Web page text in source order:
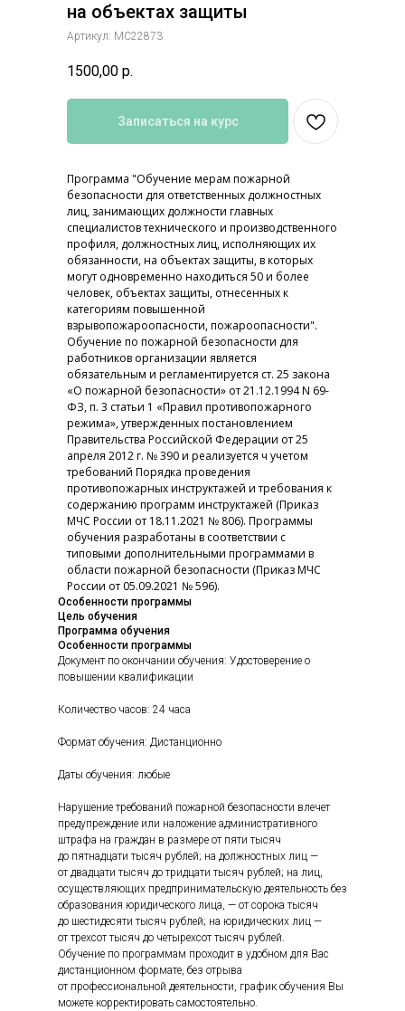
на объектах защиты
Артикул: МС22873
1500,00 р.
Записаться на курс
Программа "Обучение мерам пожарной
безопасности для ответственных должностных
лиц, занимающих должности главных
специалистов технического и производственного
профиля, должностных лиц, исполняющих их
обязанности, на объектах защиты, в которых
могут одновременно находиться 50 и более
человек, объектах защиты, отнесенных к
категориям повышенной
взрывопожароопасности, пожароопасности".
Обучение по пожарной безопасности для
работников организации является
обязательным и регламентируется ст. 25 закона
«О пожарной безопасности» от 21.12.1994 N 69-
ФЗ, п. 3 статьи 1 «Правил противопожарного
режима», утвержденных постановлением
Правительства Российской Федерации от 25
апреля 2012 г. № 390 и реализуется ч учетом
требований Порядка проведения
противопожарных инструктажей и требования к
содержанию программ инструктажей (Приказ
МЧС России от 18.11.2021 № 806). Программы
обучения разработаны в соответствии с
типовыми дополнительными программами в
области пожарной безопасности (Приказ МЧС
России от 05.09.2021 № 596).
Особенности программы
Цель обучения
Программа обучения
Особенности программы
Документ по окончании обучения: Удостоверение о
повышении квалификации
Количество часов: 24 часа
Формат обучения: Дистанционно
Даты обучения: любые
Нарушение требований пожарной безопасности влечет
предупреждение или наложение административного
штрафа на граждан в размере от пяти тысяч
до пятнадцати тысяч рублей; на должностных лиц —
от двадцати тысяч до тридцати тысяч рублей; на лиц,
осуществляющих предпринимательскую деятельность без
образования юридического лица, — от сорока тысяч
до шестидесяти тысяч рублей; на юридических лиц —
от трехсот тысяч до четырехсот тысяч рублей.
Обучение по программам проходит в удобном для Вас
дистанционном формате, без отрыва
от профессиональной деятельности, график обучения Вы
можете корректировать самостоятельно.